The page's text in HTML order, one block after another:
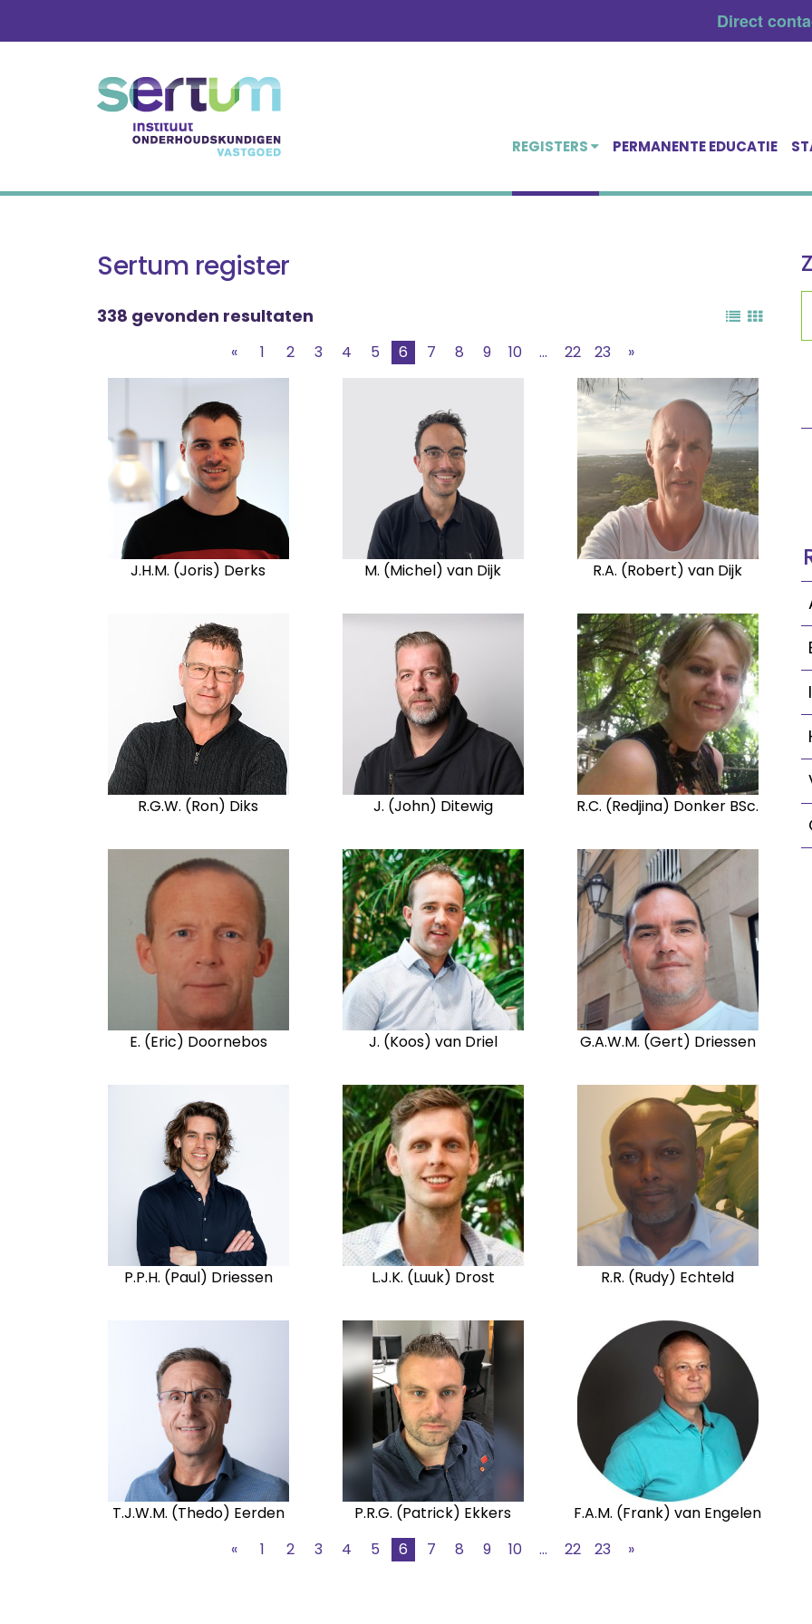
content
Direct
REGISTERS PERMANENTE EDUCATIE
Sertum register
338 gevonden resultaten
« 1 2 3 4 5 6 7 8 9 10 ... 22 23 »
J.H.M. (Joris) Derks M. (Michel) van Dijk R.A. (Robert) van Dijk
R.G.W. (Ron) Diks J. (John) Ditewig R.C. (Redjina) Donker BSc.
E. (Eric) Doornebos J. (Koos) van Driel G.A.W.M. (Gert) Driessen
P.P.H. (Paul) Driessen L.J.K. (Luuk) Drost R.R. (Rudy) Echteld
T.J.W.M. (Thedo) Eerden P.R.G. (Patrick) Ekkers
F.A.M. (Frank) van Engelen
«
1 2 3 4 5 6 7 8 9 10 ... 22 23 »